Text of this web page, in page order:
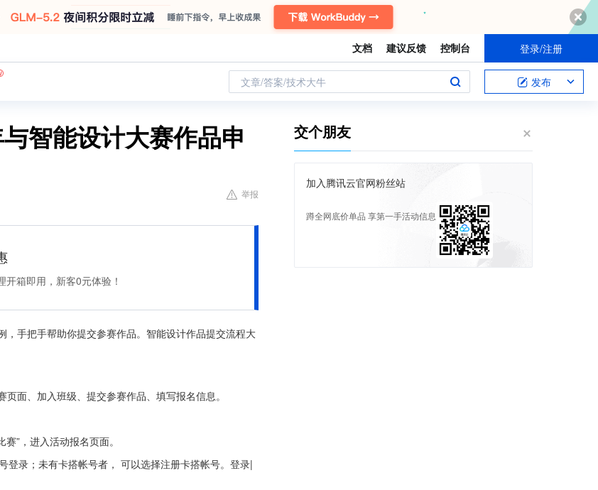
文档 建议反馈 控制台 登录/注册
文章/答案/技术大牛 发布
智能设计大赛作品申
举报
箱即用，新客0元体验！
手把手帮助你提交参赛作品。智能设计作品提交流程大
面、加入班级、提交参赛作品、填写报名信息。
”，进入活动报名页面。
登录；未有卡搭帐号者， 可以选择注册卡搭帐号。登录|
交个朋友
加入腾讯云官网粉丝站
蹲全网底价单品 享第一手活动信息